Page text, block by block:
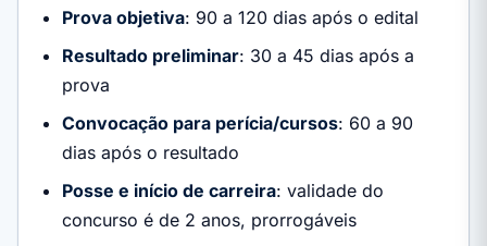
Prova objetiva: 90 a 120 dias após o edital
Resultado preliminar: 30 a 45 dias após a
prova
Convocação para perícia/cursos: 60 a 90
dias após o resultado
Posse e início de carreira: validade do
concurso é de 2 anos, prorrogáveis